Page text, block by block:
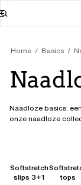
Home Basics
Naadloze basics:
onze naadloze
Softstretch
slips 3+1
tops